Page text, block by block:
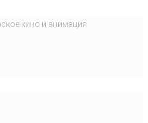
кино и анимация